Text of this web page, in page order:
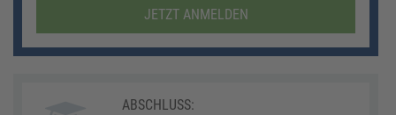
JETZT ANMELDEN
ABSCHLUSS: